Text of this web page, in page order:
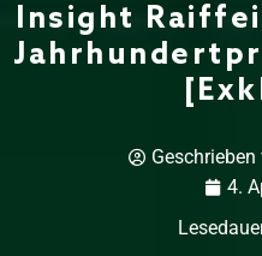
Insight
Geschrieben
4.